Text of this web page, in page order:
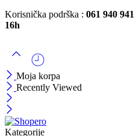
Korisnička podrška : 061 940 941
16h
Moja korpa
Recently Viewed
Kategorije